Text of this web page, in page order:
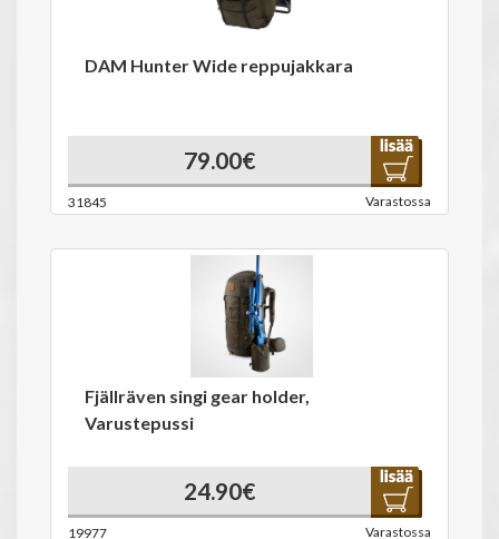
DAM Hunter Wide reppujakkara
79.00€
31845 Varastossa
Fjällräven singi gear holder,
Varustepussi
24.90€
19977 Varastossa